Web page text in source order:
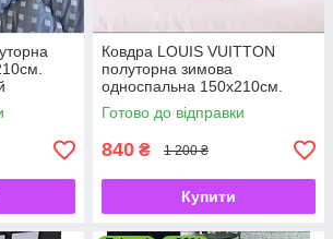
Ковдра LOUIS VUITTON
полуторна зимова
односпальна 150х210см.
наповнювач якісний
холофайбер
Готово до відправки
840 ₴ 1 200 ₴
Купити